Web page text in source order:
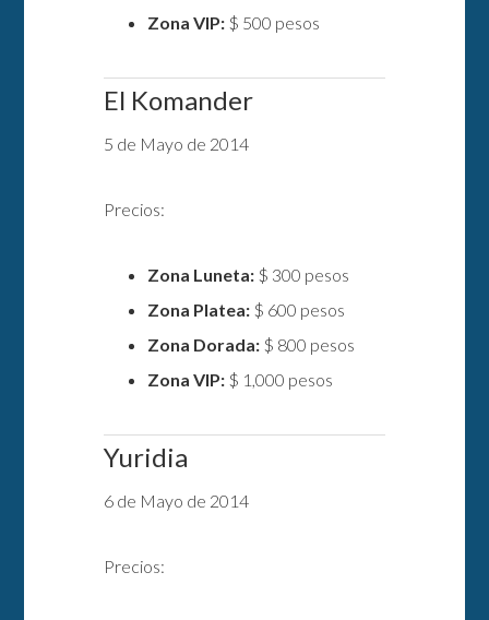
Zona VIP: $ 500 pesos
El Komander
5 de Mayo de 2014
Precios:
Zona Luneta: $ 300 pesos
Zona Platea: $ 600 pesos
Zona Dorada: $ 800 pesos
Zona VIP: $ 1,000 pesos
Yuridia
6 de Mayo de 2014
Precios: